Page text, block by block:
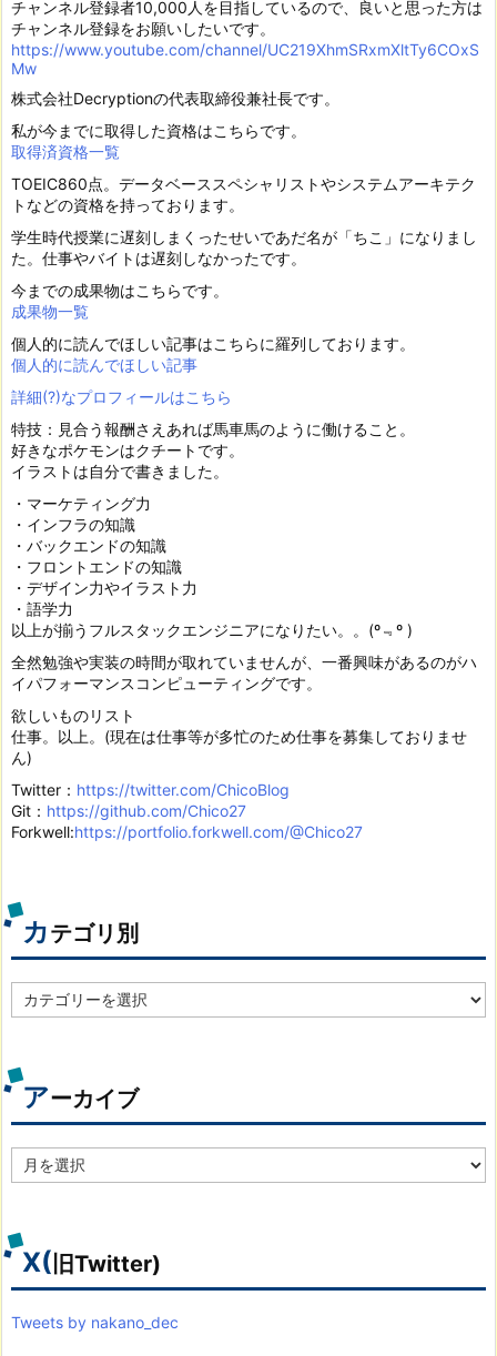
チャンネル登録者10,000人を目指しているので、良いと思った方は
チャンネル登録をお願いしたいです。
https://www.youtube.com/channel/UC219XhmSRxmXltTy6COxS
Mw
株式会社Decryptionの代表取締役兼社長です。
私が今までに取得した資格はこちらです。
取得済資格一覧
TOEIC860点。データベーススペシャリストやシステムアーキテク
トなどの資格を持っております。
学生時代授業に遅刻しまくったせいであだ名が「ちこ」になりまし
た。仕事やバイトは遅刻しなかったです。
今までの成果物はこちらです。
成果物一覧
個人的に読んでほしい記事はこちらに羅列しております。
個人的に読んでほしい記事
詳細(?)なプロフィールはこちら
特技：見合う報酬さえあれば馬車馬のように働けること。
好きなポケモンはクチートです。
イラストは自分で書きました。
・マーケティング力
・インフラの知識
・バックエンドの知識
・フロントエンドの知識
・デザイン力やイラスト力
・語学力
以上が揃うフルスタックエンジニアになりたい。。(º﹃º )
全然勉強や実装の時間が取れていませんが、一番興味があるのがハ
イパフォーマンスコンピューティングです。
欲しいものリスト
仕事。以上。(現在は仕事等が多忙のため仕事を募集しておりませ
ん)
Twitter： https://twitter.com/ChicoBlog
Git： https://github.com/Chico27
Forkwell:https://portfolio.forkwell.com/@Chico27
カテゴリ別
テ
別
アーカイブ
ー
ブ
X( 旧Twitter)
Tweets by nakano_dec